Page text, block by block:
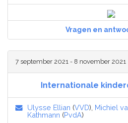
Vragen en
7 september 2021 - 8 november 2021
Internationale
Ulysse Ellian (VVD), Michiel
Kathmann (PvdA)